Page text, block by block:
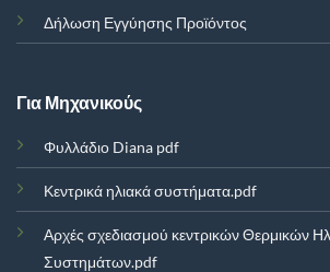
Δήλωση Εγγύησης Προϊόντος
Για Μηχανικούς
Φυλλάδιο Diana pdf
Κεντρικά ηλιακά συστήματα.pdf
Αρχές σχεδιασμού κεντρικών Θερμικών
Συστημάτων.pdf